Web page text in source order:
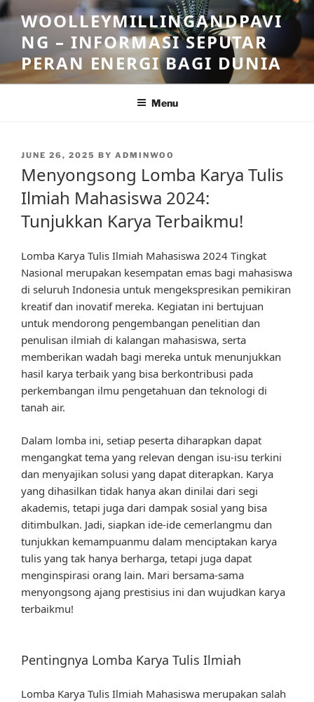
Skip
to
content
WOOLLEYMILLINGANDPAVI
NG – INFORMASI SEPUTAR
PERAN ENERGI BAGI DUNIA
Menu
POSTED
JUNE 26, 2025 BY ADMINWOO
Menyongsong Lomba Karya Tulis
Ilmiah Mahasiswa 2024:
Tunjukkan Karya Terbaikmu!
Lomba Karya Tulis Ilmiah Mahasiswa 2024 Tingkat
Nasional merupakan kesempatan emas bagi mahasiswa
di seluruh Indonesia untuk mengekspresikan pemikiran
kreatif dan inovatif mereka. Kegiatan ini bertujuan
untuk mendorong pengembangan penelitian dan
penulisan ilmiah di kalangan mahasiswa, serta
memberikan wadah bagi mereka untuk menunjukkan
hasil karya terbaik yang bisa berkontribusi pada
perkembangan ilmu pengetahuan dan teknologi di
tanah air.
Dalam lomba ini, setiap peserta diharapkan dapat
mengangkat tema yang relevan dengan isu-isu terkini
dan menyajikan solusi yang dapat diterapkan. Karya
yang dihasilkan tidak hanya akan dinilai dari segi
akademis, tetapi juga dari dampak sosial yang bisa
ditimbulkan. Jadi, siapkan ide-ide cemerlangmu dan
tunjukkan kemampuanmu dalam menciptakan karya
tulis yang tak hanya berharga, tetapi juga dapat
menginspirasi orang lain. Mari bersama-sama
menyongsong ajang prestisius ini dan wujudkan karya
terbaikmu!
Pentingnya Lomba Karya Tulis Ilmiah
Lomba Karya Tulis Ilmiah Mahasiswa merupakan salah